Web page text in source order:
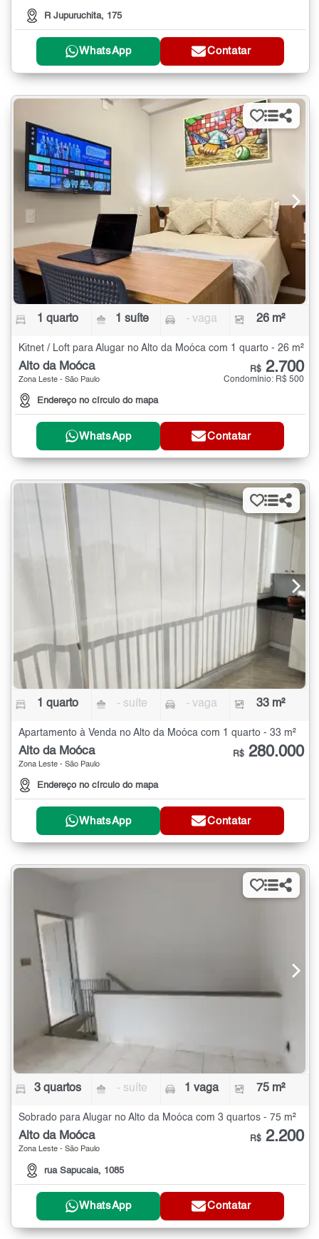
R Jupuruchita, 175
WhatsApp Contatar
1 quarto 1 suíte - vaga 26 m²
Kitnet / Loft para Alugar no Alto da Moóca com 1 quarto - 26 m²
Alto da Moóca
Zona Leste - São Paulo
Endereço no círculo do mapa
R$ 2.700
Condomínio: R$ 500
WhatsApp Contatar
1 quarto - suíte - vaga 33 m²
Apartamento à Venda no Alto da Moóca com 1 quarto - 33 m²
Alto da Moóca
Zona Leste - São Paulo
Endereço no círculo do mapa
R$ 280.000
WhatsApp Contatar
3 quartos - suíte 1 vaga 75 m²
Sobrado para Alugar no Alto da Moóca com 3 quartos - 75 m²
Alto da Moóca
Zona Leste - São Paulo
rua Sapucaia, 1085
R$ 2.200
WhatsApp Contatar